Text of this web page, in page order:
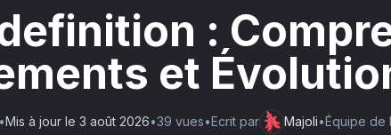
:
et
•Mis à jour le 3 août 2026•39 vues•Ecrit par Majoli•Équipe de